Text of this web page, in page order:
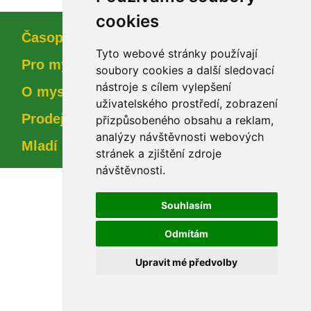
cookie
Tyto webové stránky používají
oubory cookies a další sledovací
nástroje s cílem vylepšení
uživatelského prostředí, zobrazení
přizpůsobeného obsahu a reklam,
analýzy návštěvnosti webových
tránek a zjištění zdroje
návštěvnosti.
Souhlasím
Odmítám
Upravit mé předvolby
Časopi
Pro myslivce
O myslivosti
Prodejna
Mladí myslivci